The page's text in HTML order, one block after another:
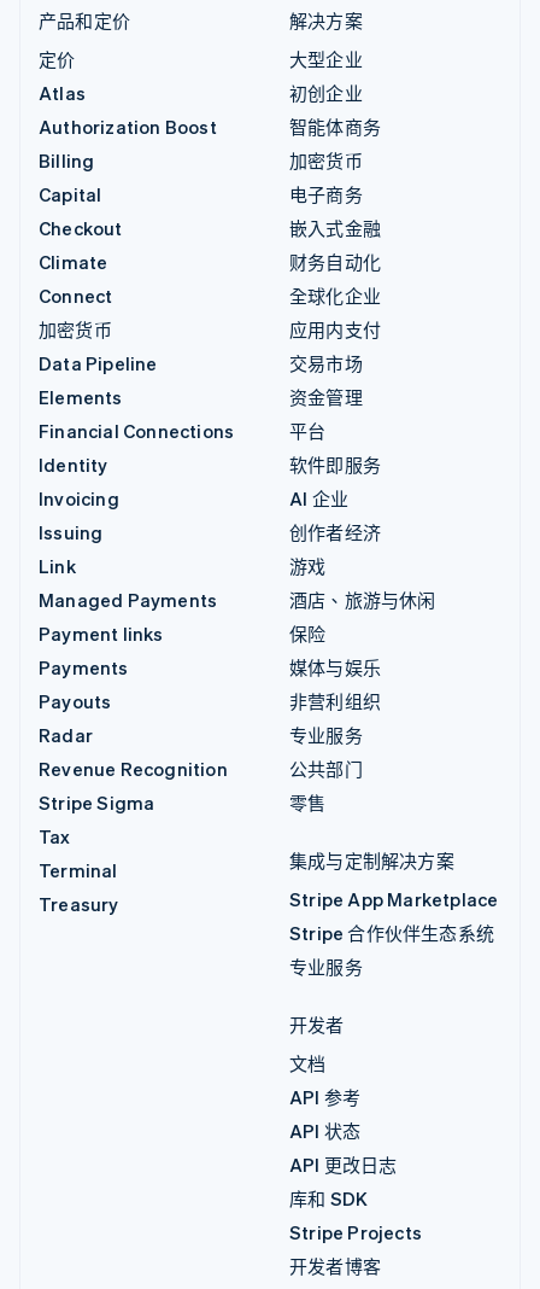
产品和定价
定价
Atlas
Authorization Boost
Billing
Capital
Checkout
Climate
Connect
加密货币
Data Pipeline
Elements
Financial Connections
Identity
Invoicing
Issuing
Link
Managed Payments
Payment links
Payments
Payouts
Radar
Revenue Recognition
Stripe Sigma
Tax
Terminal
Treasury
解决方案
大型企业
初创企业
智能体商务
加密货币
电子商务
嵌入式金融
财务自动化
全球化企业
应用内支付
交易市场
资金管理
平台
软件即服务
AI 企业
创作者经济
游戏
酒店、旅游与休闲
保险
媒体与娱乐
非营利组织
专业服务
公共部门
零售
集成与定制解决方案
Stripe App Marketplace
Stripe 合作伙伴生态系统
专业服务
开发者
文档
API 参考
API 状态
API 更改日志
库和 SDK
Stripe Projects
开发者博客